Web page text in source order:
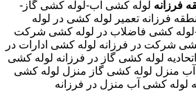
فرزانه لوله کشی آب-لوله کشی گاز-
فرزانه تعمیر لوله کشی در لوله
کشی فاضلاب در لوله کشی شرکت
شرکت در فرزانه لوله کشی ادارات در
لوله کشی گاز در فرزانه لوله کشی
آب منزل لوله کشی گاز منزل لوله کشی
لوله کشی آب منزل در فرزانه